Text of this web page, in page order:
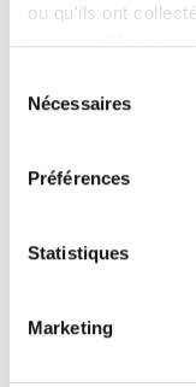
ou qu'ils ont
Nécessaires
Préférences
Statistiques
Marketing